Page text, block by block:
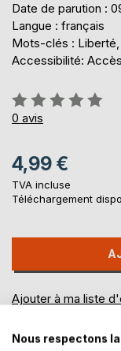
Date de parution :
Langue : français
Mots-clés :
Accessibilité:
Évaluation:
0%
0 avis
4,99 €
TVA incluse
Téléchargement
Ajouter à ma liste
Nous respectons